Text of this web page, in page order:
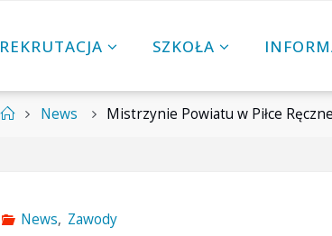
REKRUTACJA SZKOŁA
StronaNews Mistrzynie Powiatu w Piłce
News, Zawody